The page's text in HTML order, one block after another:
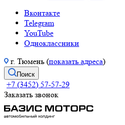
Вконтакте
Telegram
YouTube
Одноклассники
г. Тюмень (показать адреса)
Поиск
+7 (3452) 57-57-29
Заказать звонок